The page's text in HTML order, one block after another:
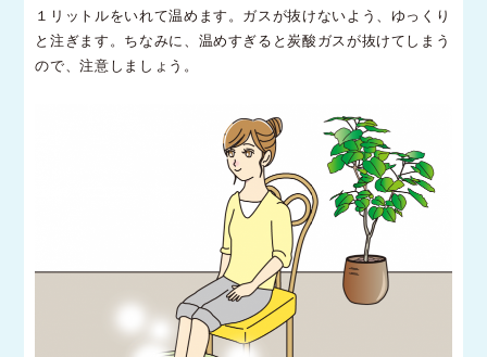
１リットルをいれて温めます。ガスが抜けないよう、ゆっくり
と注ぎます。ちなみに、温めすぎると炭酸ガスが抜けてしまう
ので、注意しましょう。